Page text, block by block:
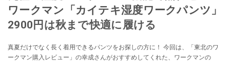
ワークマン「カイテキ湿度ワークパンツ」
2900円は秋まで快適に履ける
真夏だけでなく長く着用できるパンツをお探しの方に！ 今回は、「東北のワ
ークマン購入レビュー」の幸成さんがおすすめしてくれた、ワークマンの